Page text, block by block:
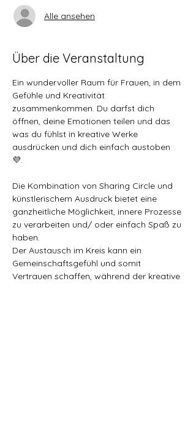
Alle ansehen
Über die Veranstaltung
Ein wundervoller Raum für Frauen, in dem
Gefühle und Kreativität
zusammenkommen. Du darfst dich
öffnen, deine Emotionen teilen und das
was du fühlst in kreative Werke
ausdrücken und dich einfach austoben
💜.
Die Kombination von Sharing Circle und
künstlerischem Ausdruck bietet eine
ganzheitliche Möglichkeit, innere Prozesse
zu verarbeiten und/ oder einfach Spaß zu
haben.
Der Austausch im Kreis kann ein
Gemeinschaftsgefühl und somit
Vertrauen schaffen, während der kreative